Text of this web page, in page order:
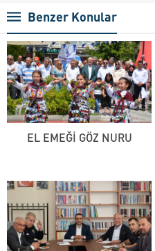
Benzer Konular
EL EMEĞİ GÖZ NURU